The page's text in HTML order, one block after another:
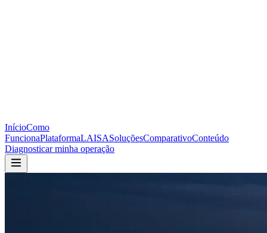
InícioComo
FuncionaPlataformaLAISASoluçõesComparativoConteúdo
Diagnosticar minha operação